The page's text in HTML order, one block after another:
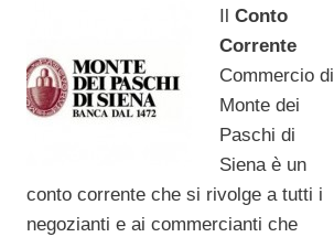
IlConto
Corrente
Commercio di
Monte dei
Paschi di
Siena è un
conto corrente che si rivolge a tutti i
negozianti e ai commercianti che